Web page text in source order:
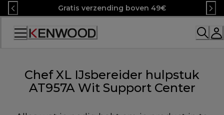
Skip
to
Content
Gratis verzending boven 49€
Accessibility
Chef XL IJsbereider hulpstuk
AT957A Wit Support Center